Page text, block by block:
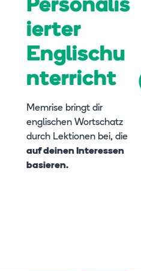
Personalis
ierter
Englischu
nterricht
Memrise bringt dir
englischen Wortschatz
durch Lektionen bei, die
auf deinen Interessen
basieren.